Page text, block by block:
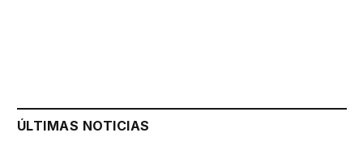
ÚLTIMAS NOTICIAS